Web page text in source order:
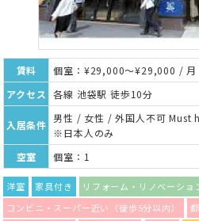
賃料
個室：¥29,000～¥29,000 / 月
アクセス
各線 池袋駅 徒歩10分
入居条件
男性 / 女性 / 外国人不可 Must
※日本人のみ
空室
個室：1
洋室 家具付き
リフォーム・リノベーショ
コンビニ・スーパー近い（徒歩5分以内）